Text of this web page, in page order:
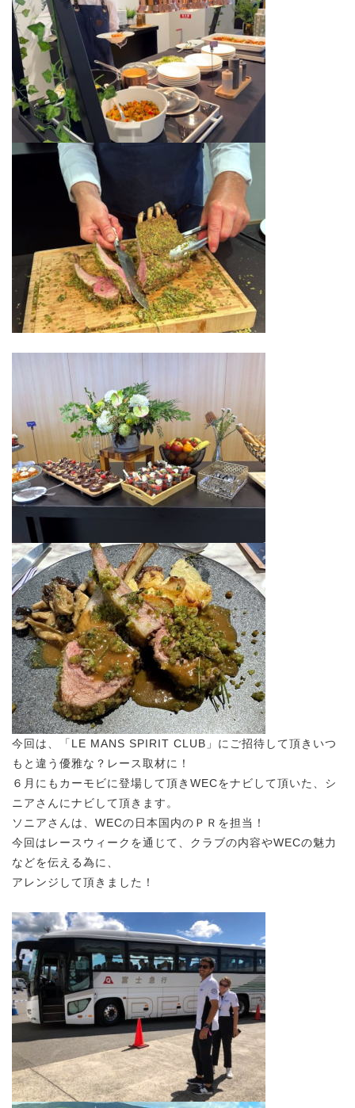
今回は、「LE MANS SPIRIT CLUB」にご招待して頂きいつ
もと違う優雅な？レース取材に！
６月にもカーモビに登場して頂きWECをナビして頂いた、シ
ニアさんにナビして頂きます。
ソニアさんは、WECの日本国内のＰＲを担当！
今回はレースウィークを通じて、クラブの内容やWECの魅力
などを伝える為に、
アレンジして頂きました！